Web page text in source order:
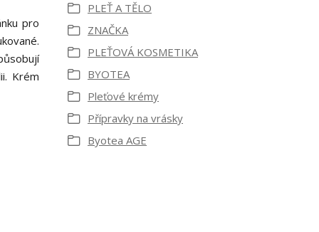
pro
Krém
PLEŤ A TĚLO
ZNAČKA
PLEŤOVÁ KOSMETIKA
BYOTEA
Pleťové krémy
Přípravky na vrásky
Byotea AGE